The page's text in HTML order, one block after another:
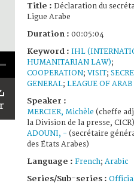
Title : Déclaration du
Ligue Arabe
Duration : 00:05:04
Keyword : IHL
HUMANITARIAN LAW);
COOPERATION; VISIT;
GENERAL; LEAGUE OF ARAB
Speaker :
MERCIER, Michèle (cheffe
la Division de la presse, CICR)
ADOUNI, - (secrétaire
des États Arabes)
Language : French; Arabic
Series/Sub-series :